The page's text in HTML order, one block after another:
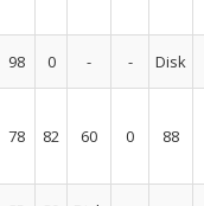
98 0 - -
Disk
78 82 60 0 88